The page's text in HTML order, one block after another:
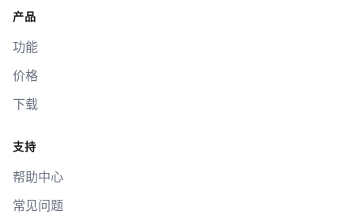
产品
功能
价格
下载
支持
帮助中心
常见问题